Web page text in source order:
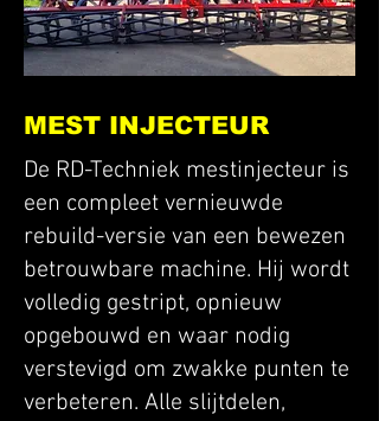
MEST INJECTEUR
De RD-Techniek mestinjecteur is
een compleet vernieuwde
rebuild-versie van een bewezen
betrouwbare machine. Hij wordt
volledig gestript, opnieuw
opgebouwd en waar nodig
verstevigd om zwakke punten te
verbeteren. Alle slijtdelen,